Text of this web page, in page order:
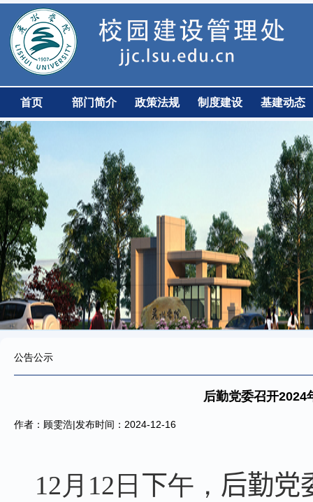
首页 部门简介 政策法规 制度建设 基建动态
公告公示
后勤党委召开2024
作者：顾雯浩|发布时间：2024-12-16
12 月 12 日 下午， 后勤党